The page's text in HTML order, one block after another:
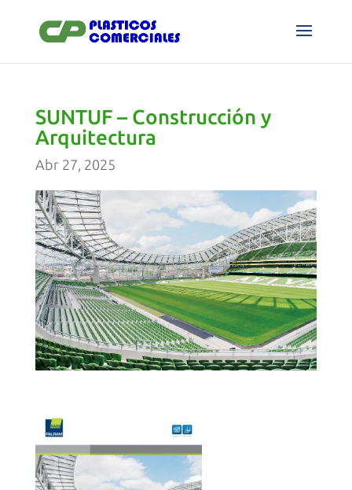
SUNTUF – Construcción y
Arquitectura
Abr 27, 2025